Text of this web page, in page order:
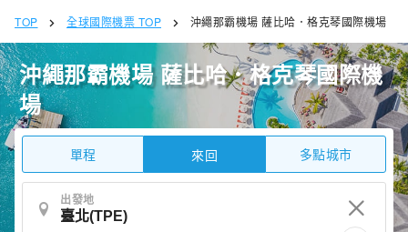
TOP 全球國際機票 TOP 沖繩那霸機場 薩比哈．格克琴國際機場
沖繩那霸機場 薩比哈．格克琴國際機
場
單程 來回 多點城市
出發地